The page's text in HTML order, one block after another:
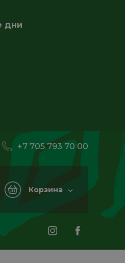
дни
Корзина
+7 705 793 70 00